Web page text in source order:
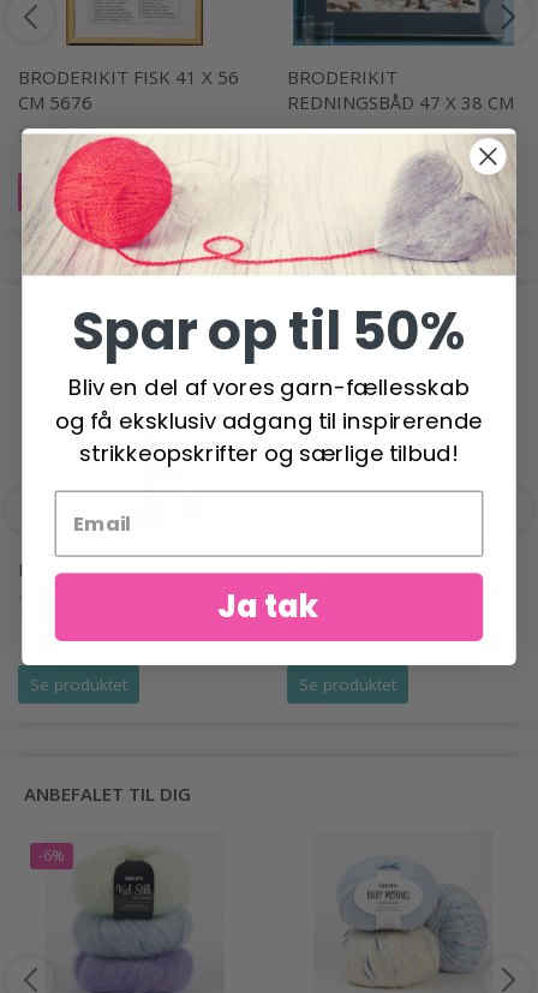
BRODERIKIT FISK 41 X 56
CM 5676
355,00 DKK
Læg i kurv
BRODERIKIT
REDNINGSBÅD 47 X 38 CM
545,00 DKK
ANDRE HAR OGSÅ SET
DROPS LOVES YOU 9
7,95 DKK
Se produktet
48-4 SPRING SMILES BY
DROPS DESIGN
Se produktet
ANBEFALET TIL DIG
-6%
Spar op til 50%
Bliv en del af vores garn-fællesskab
og få eksklusiv adgang til inspirerende
strikkeopskrifter og særlige tilbud!
Ja tak